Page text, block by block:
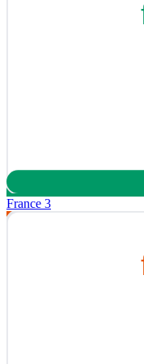
France 3